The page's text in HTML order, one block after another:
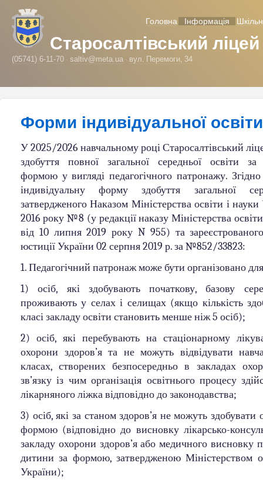
Головна Інформація
Старосалтівський ліцей
(05741) 6-11-70 saltiv@meta.ua вул. Перемоги, 34
Форми індивідуальної освіти
У 2025/2026 навчальному році Старосалтівський
здобуття повної загальної середньої освіти за
формою у вигляді педагогічного патронажу.
індивідуальну форму здобуття загальної
затвердженого Наказом Міністерства освіти і науки
2016 року №8 (у редакції наказу Міністерства
від 10 липня 2019 року N 955) та
юстиції України 02 серпня 2019 р. за №852/33823:
1. Педагогічний патронаж може бути організовано
1) осіб, які здобувають початкову, базову
проживають у селах і селищах (якщо кількість
класі закладу освіти становить менше ніж 5 осіб);
2) осіб, які перебувають на стаціонарному
охорони здоров’я та не можуть відвідувати
класах, створених безпосередньо в закладах
зв’язку із чим організація освітнього процесу
лікарняного ліжка відповідно до законодавства;
3) осіб, які за станом здоров’я не можуть здобувати
формою (відповідно до висновку лікарсько-
закладу охорони здоров’я або медичного висновку
дитини за формою, затвердженою Міністерством
України);